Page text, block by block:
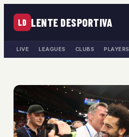
LD LENTE DESPORTIVA
LIVE LEAGUES CLUBS PLAYERS